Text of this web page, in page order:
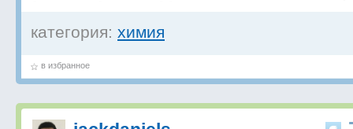
категория: химия
в избранное